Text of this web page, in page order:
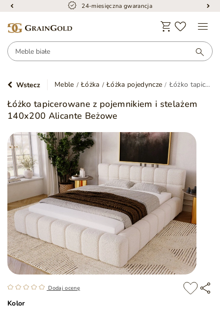
24-miesięczna gwarancja
Wstecz Meble Łóżka Łóżka pojedyncze Łóżko tapicerowane z pojemnikiem i stelażem 140x200 Alicante Beżowe
Łóżko tapicerowane z pojemnikiem i stelażem
140x200 Alicante Beżowe
Dodaj ocenę
Kolor